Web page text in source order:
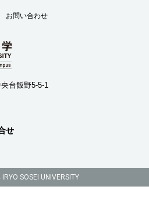
お問い合わせ
台飯野5-5-1
せ
SOSEI UNIVERSITY